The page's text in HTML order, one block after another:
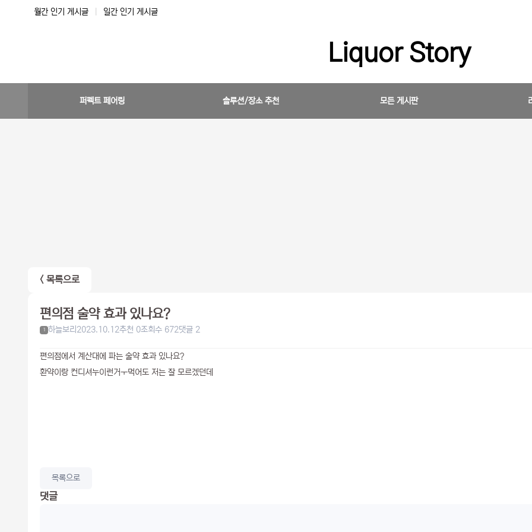
월간 인기 게시글 일간 인기 게시글
Liquor Story
퍼펙트 페어링 솔루션/장소 추천 모든 게시판
< 목록으로
편의점 술약 효과 있나요?
1 하늘보리 2023.10.12추천 0조회수 672댓글 2
편의점에서 계산대에 파는 술약 효과 있나요?
환약이랑 컨디셔누이런거ㅜ먹어도 저는 잘 모르겠던데
목록으로
댓글